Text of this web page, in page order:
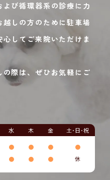
び循環器系の診療に力
しの方のために駐車場
してご来院いただけま
際は、ぜひお気軽にご
水 木 金 土･日･祝
● ● ● ●
● ● ● 休